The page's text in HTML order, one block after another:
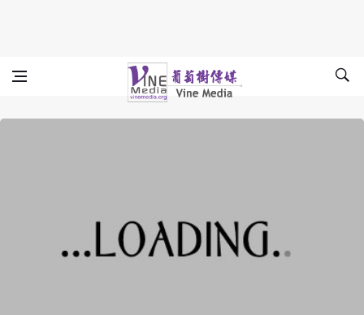
Vine Media
葡萄樹傳媒